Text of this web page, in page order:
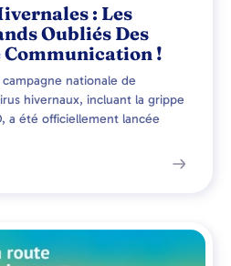
: Les
Oubliés Des
Communication !
nationale de
hivernaux, incluant la grippe
a été officiellement lancée